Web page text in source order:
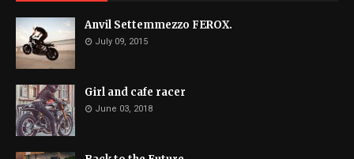
Anvil Settemmezzo FEROX.
July 09, 2015
Girl and cafe racer
June 03, 2018